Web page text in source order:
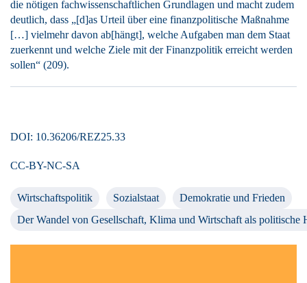
die nötigen fachwissenschaftlichen Grundlagen und macht zudem
deutlich, dass „[d]as Urteil über eine finanzpolitische Maßnahme
[…] vielmehr davon ab[hängt], welche Aufgaben man dem Staat
zuerkennt und welche Ziele mit der Finanzpolitik erreicht werden
sollen“ (209).
DOI: 10.36206/REZ25.33
CC-BY-NC-SA
Wirtschaftspolitik Sozialstaat
Demokratie und Frieden
Der Wandel von Gesellschaft, Klima und Wirtschaft als politische